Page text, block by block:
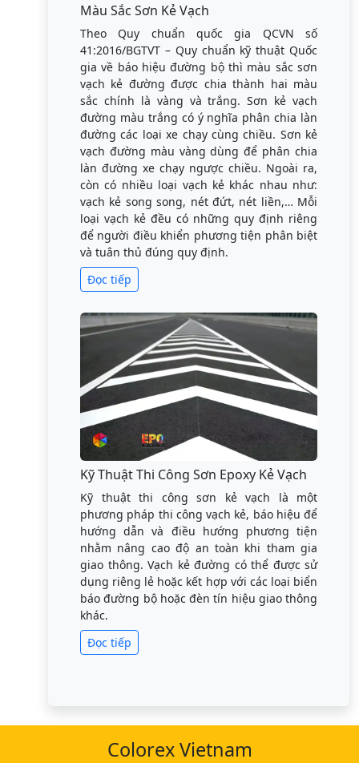
Màu Sắc Sơn Kẻ Vạch
Theo Quy chuẩn quốc gia QCVN số
41:2016/BGTVT – Quy chuẩn kỹ thuật Quốc
gia về báo hiệu đường bộ thì màu sắc sơn
vạch kẻ đường được chia thành hai màu
sắc chính là vàng và trắng. Sơn kẻ vạch
đường màu trắng có ý nghĩa phân chia làn
đường các loại xe chạy cùng chiều. Sơn kẻ
vạch đường màu vàng dùng để phân chia
làn đường xe chạy ngược chiều. Ngoài ra,
còn có nhiều loại vạch kẻ khác nhau như:
vạch kẻ song song, nét đứt, nét liền,… Mỗi
loại vạch kẻ đều có những quy định riêng
để người điều khiển phương tiện phân biệt
và tuân thủ đúng quy định.
Đọc tiếp
Kỹ Thuật Thi Công Sơn Epoxy Kẻ Vạch
Kỹ thuật thi công sơn kẻ vạch là một
phương pháp thi công vạch kẻ, báo hiệu để
hướng dẫn và điều hướng phương tiện
nhằm nâng cao độ an toàn khi tham gia
giao thông. Vạch kẻ đường có thể được sử
dụng riêng lẻ hoặc kết hợp với các loại biển
báo đường bộ hoặc đèn tín hiệu giao thông
khác.
Đọc tiếp
Colorex Vietnam